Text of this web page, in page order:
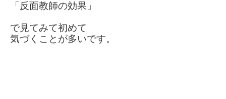
「反面教師の効果」
で見てみて初めて
気づくことが多いです。